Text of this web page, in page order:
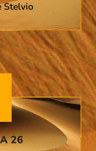
Stelvio
26